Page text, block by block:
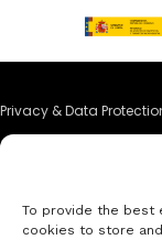
To provide the best
cookies to store
Privacy & Data
Аренда автомобиля в
Аренда автомобиля в